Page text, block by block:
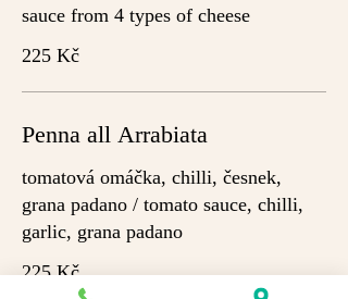
sauce from 4 types of cheese
225 Kč
Penna all Arrabiata
tomatová omáčka, chilli, česnek,
grana padano / tomato sauce, chilli,
garlic, grana padano
225 Kč